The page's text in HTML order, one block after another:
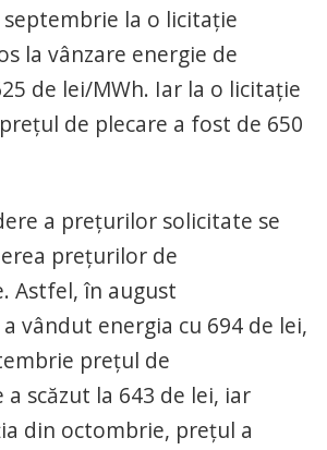
septembrie la o licitație
la vânzare energie de
de lei/MWh. Iar la o licitație
de plecare a fost de 650
a prețurilor solicitate se
prețurilor de
Astfel, în august
vândut energia cu 694 de lei,
prețul de
scăzut la 643 de lei, iar
din octombrie, prețul a